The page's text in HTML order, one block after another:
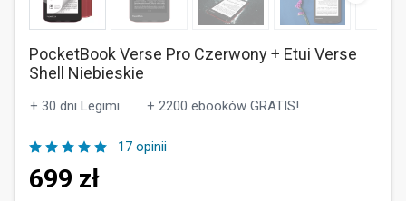
PocketBook Verse Pro Czerwony + Etui Verse
Shell Niebieskie
+ 30 dni Legimi + 2200 ebooków GRATIS!
17 opinii
699 zł